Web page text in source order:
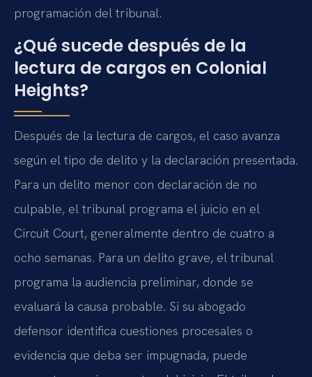
programación del tribunal.
¿Qué sucede después de la
lectura de cargos en Colonial
Heights?
Después de la lectura de cargos, el caso avanza
según el tipo de delito y la declaración presentada.
Para un delito menor con declaración de no
culpable, el tribunal programa el juicio en el
Circuit Court, generalmente dentro de cuatro a
ocho semanas. Para un delito grave, el tribunal
programa la audiencia preliminar, donde se
evaluará la causa probable. Si su abogado
defensor identifica cuestiones procesales o
evidencia que deba ser impugnada, puede